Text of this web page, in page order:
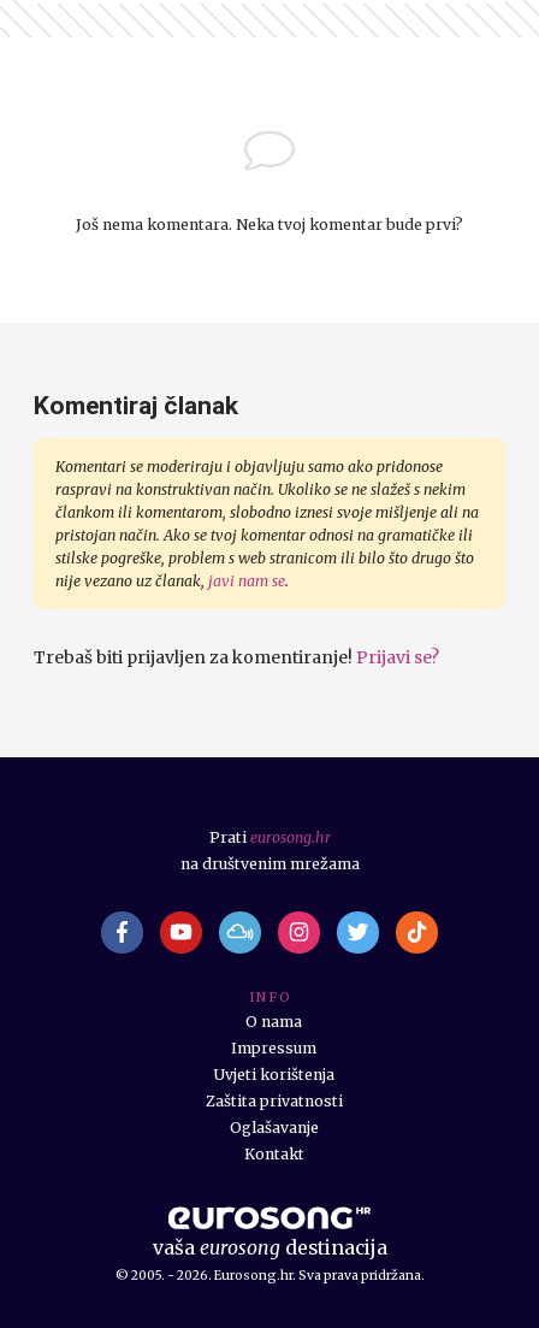
Još nema komentara. Neka tvoj komentar bude prvi?
Komentiraj članak
Komentari se moderiraju i objavljuju samo ako pridonose
raspravi na konstruktivan način. Ukoliko se ne slažeš s nekim
člankom ili komentarom, slobodno iznesi svoje mišljenje ali na
pristojan način. Ako se tvoj komentar odnosi na gramatičke ili
stilske pogreške, problem s web stranicom ili bilo što drugo što
nije vezano uz članak, javi nam se.
Trebaš biti prijavljen za komentiranje! Prijavi se?
vaša eurosongdestinacija
© 2005. - 2026. Eurosong.hr. Sva prava pridržana.
I N F O
O nama
Impressum
Uvjeti korištenja
Zaštita privatnosti
Oglašavanje
Kontakt
Prati eurosong.hr
na društvenim mrežama